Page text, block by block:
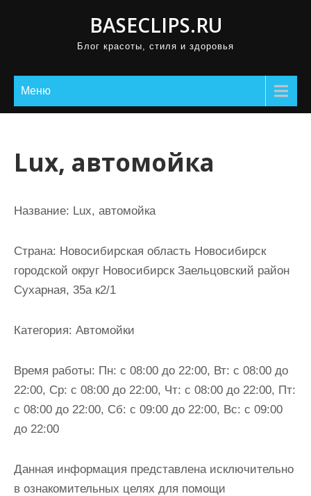
BASECLIPS.RU
Блог красоты, стиля и здоровья
Меню
Lux, автомойка
Название: Lux, автомойка
Страна: Новосибирская область Новосибирск
городской округ Новосибирск Заельцовский район
Сухарная, 35а к2/1
Категория: Автомойки
Время работы: Пн: с 08:00 до 22:00, Вт: с 08:00 до
22:00, Ср: с 08:00 до 22:00, Чт: с 08:00 до 22:00, Пт:
с 08:00 до 22:00, Сб: с 09:00 до 22:00, Вс: с 09:00
до 22:00
Данная информация представлена исключительно
в ознакомительных целях для помощи